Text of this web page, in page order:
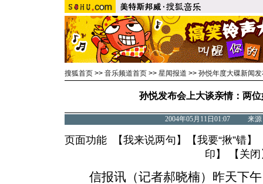
搜狐首页 >> 音乐频道首页 >> 星闻报道 >> 孙悦年度大碟新闻
孙悦发布会上大谈亲情：两
2004年05月11日01:07 来源
页面功能 【我来说两句 】【我要“揪”错】
印 】 【 关闭
信报讯（记者郝晓楠）昨天下午